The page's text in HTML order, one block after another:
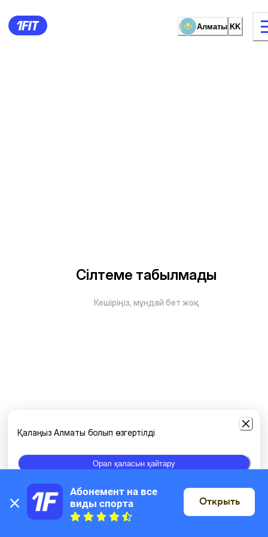
Алматы KK
Сілтеме табылмады
Кешіріңіз, мұндай бет жоқ
Картада
Қалаңыз Алматы болып өзгертілді
Орал қаласын қайтару
Абонемент на все
виды спорта
Открыть